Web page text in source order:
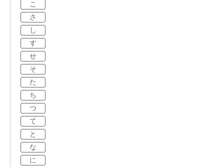
こ
さ
し
す
せ
そ
た
ち
つ
て
と
な
に